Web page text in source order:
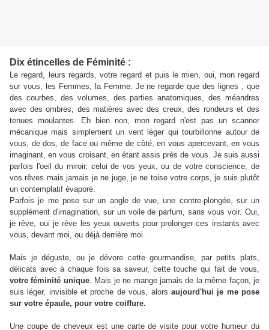
Dix étincelles de Féminité :
Le regard, leurs regards, votre regard et puis le mien, oui, mon regard
sur vous, les Femmes, la Femme. Je ne regarde que des lignes , que
des courbes, des volumes, des parties anatomiques, des méandres
avec des ombres, des matières avec des creux, des rondeurs et des
tenues moulantes.
Eh bien non, mon regard n'est pas un scanner
mécanique mais simplement un vent léger qui tourbillonne autour de
vous, de dos, de face ou même de côté, en vous apercevant, en vous
imaginant, en vous croisant, en étant assis près de vous. Je suis aussi
parfois l'oeil du miroir, celui de vos yeux, ou de votre conscience, de
vos rêves mais jamais je ne juge, je ne toise votre corps, je suis plutôt
un contemplatif évaporé.
Parfois je me pose sur un angle de vue, une contre-plongée, sur un
supplément d'imagination, sur un voile de parfum, sans vous voir. Oui,
je rêve, oui je rêve les yeux ouverts pour prolonger ces instants avec
vous, devant moi, ou déjà derrière moi.
Mais je déguste, ou je dévore cette gourmandise, par petits plats,
délicats avec à chaque fois sa saveur, cette touche qui fait de vous,
votre féminité unique. Mais je ne mange jamais de la même façon, je
suis léger, invisible et proche de vous, alors aujourd'hui je me pose
sur votre épaule, pour votre coiffure.
Une coupe de cheveux est une carte de visite pour votre humeur du